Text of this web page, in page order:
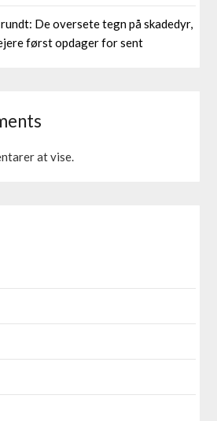
De oversete tegn på skadedyr,
først opdager for sent
at vise.